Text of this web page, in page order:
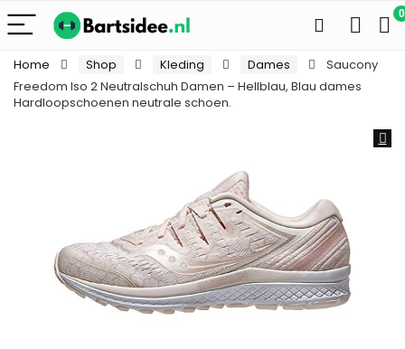
0
Home Shop Kleding Dames
Saucony
Freedom Iso 2 Neutralschuh Damen – Hellblau, Blau dames
Hardloopschoenen neutrale schoen.